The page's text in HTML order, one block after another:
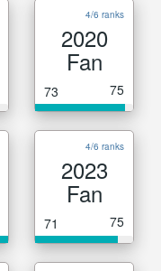
4/6 ranks
2020
Fan
73 75
4/6 ranks
2023
Fan
71 75